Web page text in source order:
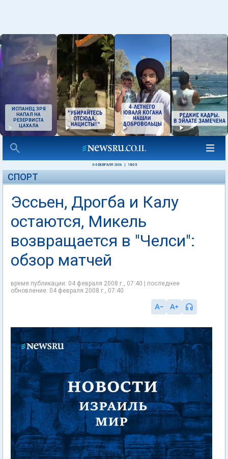
ИСПАНЕЦ ЗРЯ
НАПАЛ НА
РЕЗЕРВИСТА
ЦАХАЛА
04 ФЕВРАЛЯ 2008 18:05
СПОРТ
Эссьен, Дрогба и Калу
остаются, Микель
возвращается в "Челси":
обзор матчей
время публикации: 04 февраля 2008 г., 07:40 | последнее
обновление: 04 февраля 2008 г., 07:40